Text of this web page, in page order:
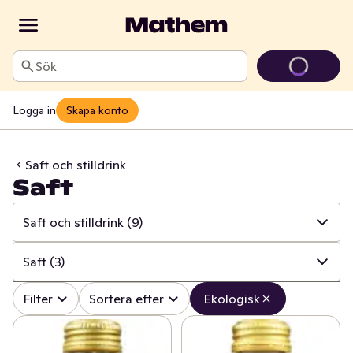
Sök
Logga in Skapa konto
Saft och stilldrink
Saft
Saft och stilldrink (9)
✓ Alla (144)
✓ (1)
Alkoholfritt vin (1)
Saft (3)
✓ Alla (9)
Saft (3)
Filter Sortera efter Ekologisk